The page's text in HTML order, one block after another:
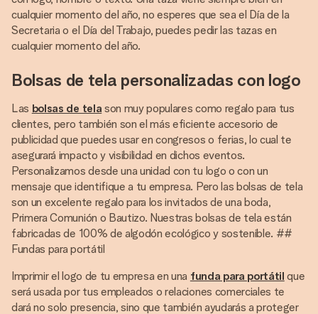
cualquier momento del año, no esperes que sea el Día de la
Secretaria o el Día del Trabajo, puedes pedir las tazas en
cualquier momento del año.
Bolsas de tela personalizadas con logo
Las bolsas de tela son muy populares como regalo para tus
clientes, pero también son el más eficiente accesorio de
publicidad que puedes usar en congresos o ferias, lo cual te
asegurará impacto y visibilidad en dichos eventos.
Personalizamos desde una unidad con tu logo o con un
mensaje que identifique a tu empresa. Pero las bolsas de tela
son un excelente regalo para los invitados de una boda,
Primera Comunión o Bautizo. Nuestras bolsas de tela están
fabricadas de 100% de algodón ecológico y sostenible. ##
Fundas para portátil
Imprimir el logo de tu empresa en una funda para portátil que
será usada por tus empleados o relaciones comerciales te
dará no solo presencia, sino que también ayudarás a proteger